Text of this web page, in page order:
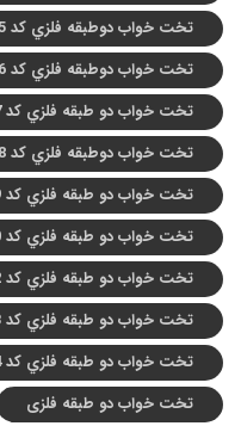
تخت خواب دوطبقه فلزي کد s5
تخت خواب دوطبقه فلزي کد s6
تخت خواب دو طبقه فلزي کد s7
تخت خواب دوطبقه فلزي کد s8
تخت خواب دو طبقه فلزي کد s9
تخت خواب دو طبقه فلزي کد s10
تخت خواب دو طبقه فلزي کد s12
تخت خواب دو طبقه فلزي کد s13
تخت خواب دو طبقه فلزي کد s14
تخت خواب دو طبقه فلزی